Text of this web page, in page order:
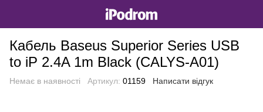
Кабель Baseus Superior Series USB
to iP 2.4A 1m Black (CALYS-A01)
Немає в наявності Артикул: 01159 Написати відгук